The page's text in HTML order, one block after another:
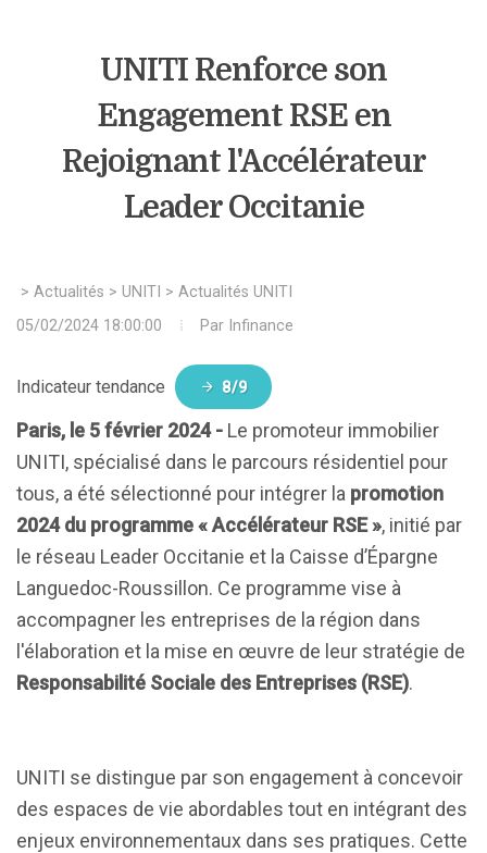
UNITI Renforce son
Engagement RSE en
Rejoignant l'Accélérateur
Leader Occitanie
> Actualités > UNITI > Actualités UNITI
05/02/2024 18:00:00
Par Infinance
Indicateur tendance 8/9
Paris, le 5 février 2024 - Le promoteur immobilier
UNITI, spécialisé dans le parcours résidentiel pour
tous, a été sélectionné pour intégrer la promotion
2024 du programme « Accélérateur RSE », initié par
le réseau Leader Occitanie et la Caisse d’Épargne
Languedoc-Roussillon. Ce programme vise à
accompagner les entreprises de la région dans
l'élaboration et la mise en œuvre de leur stratégie de
Responsabilité Sociale des Entreprises (RSE).
UNITI se distingue par son engagement à concevoir
des espaces de vie abordables tout en intégrant des
enjeux environnementaux dans ses pratiques. Cette